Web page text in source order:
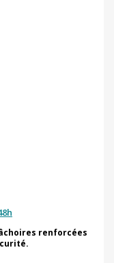
renforcées